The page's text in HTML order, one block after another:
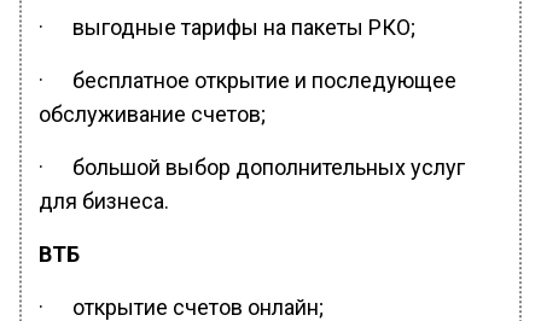
· выгодные тарифы на пакеты РКО;
· бесплатное открытие и последующее
обслуживание счетов;
· большой выбор дополнительных услуг
для бизнеса.
ВТБ
· открытие счетов онлайн;